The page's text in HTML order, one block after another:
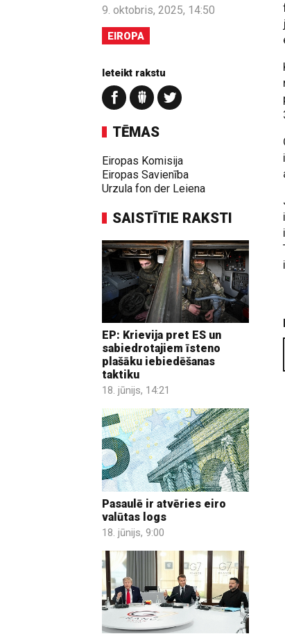
9. oktobris, 2025, 14:50
EIROPA
Ieteikt rakstu
TĒMAS
Eiropas Komisija
Eiropas Savienība
Urzula fon der Leiena
SAISTĪTIE RAKSTI
EP: Krievija pret ES un
sabiedrotajiem īsteno
plašāku iebiedēšanas
taktiku
18. jūnijs, 14:21
Pasaulē ir atvēries eiro
valūtas logs
18. jūnijs, 9:00